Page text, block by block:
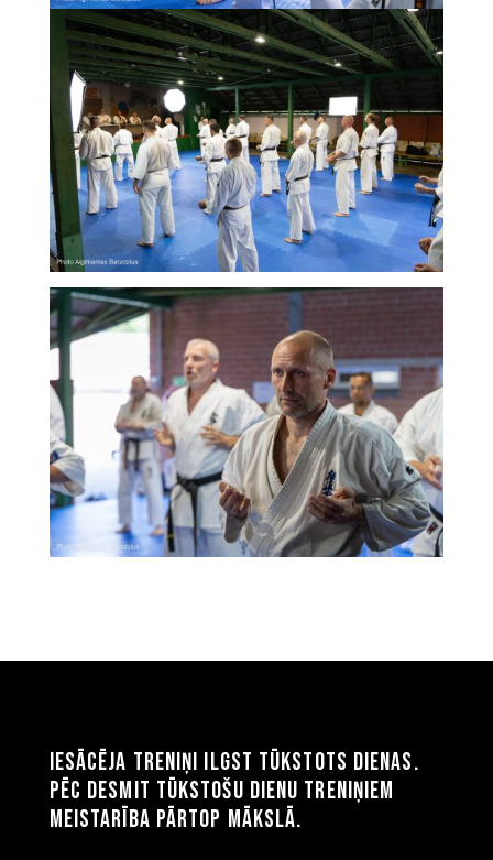
Iesācēja treniņi ilgst tūkstots dienas.
Pēc desmit tūkstošu dienu treniņiem
meistarība pārtop mākslā.